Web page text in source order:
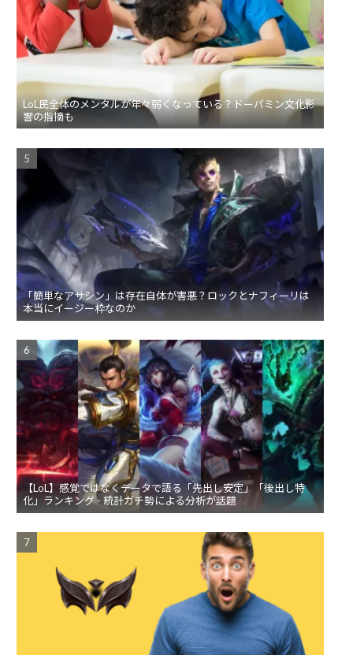
LoL民全体のメンタルが年々弱くなっている？ドーパミン文化影
響の指摘も
「簡単なアサシン」は存在自体が害悪？ロックとナフィーリは
本当にイージー枠なのか
【LoL】感覚ではなくデータで語る「先出し安定」「後出し特
化」ランキング - 統計ガチ勢による分析が話題